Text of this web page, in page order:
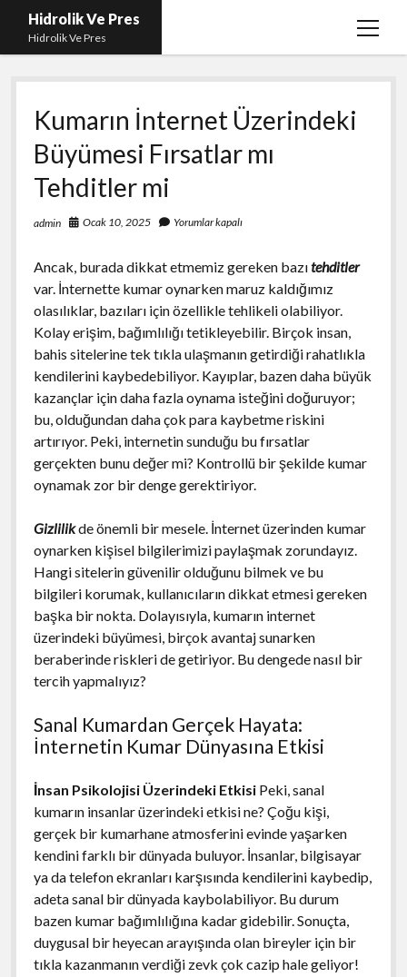
Hidrolik Ve Pres
Hidrolik Ve Pres
menüyü
Kumarın İnternet Üzerindeki
Büyümesi Fırsatlar mı
Tehditler mi
admin Ocak 10, 2025 Yorumlar kapalı
Ancak, burada dikkat etmemiz gereken bazıtehditler
var. İnternette kumar oynarken maruz kaldığımız
olasılıklar, bazıları için özellikle tehlikeli olabiliyor.
Kolay erişim, bağımlılığı tetikleyebilir. Birçok insan,
bahis sitelerine tek tıkla ulaşmanın getirdiği rahatlıkla
kendilerini kaybedebiliyor. Kayıplar, bazen daha büyük
kazançlar için daha fazla oynama isteğini doğuruyor;
bu, olduğundan daha çok para kaybetme riskini
artırıyor. Peki, internetin sunduğu bu fırsatlar
gerçekten bunu değer mi? Kontrollü bir şekilde kumar
oynamak zor bir denge gerektiriyor.
Gizlilikde önemli bir mesele. İnternet üzerinden kumar
oynarken kişisel bilgilerimizi paylaşmak zorundayız.
Hangi sitelerin güvenilir olduğunu bilmek ve bu
bilgileri korumak, kullanıcıların dikkat etmesi gereken
başka bir nokta. Dolayısıyla, kumarın internet
üzerindeki büyümesi, birçok avantaj sunarken
beraberinde riskleri de getiriyor. Bu dengede nasıl bir
tercih yapmalıyız?
Sanal Kumardan Gerçek Hayata:
İnternetin Kumar Dünyasına Etkisi
İnsan Psikolojisi Üzerindeki EtkisiPeki, sanal
kumarın insanlar üzerindeki etkisi ne? Çoğu kişi,
gerçek bir kumarhane atmosferini evinde yaşarken
kendini farklı bir dünyada buluyor. İnsanlar, bilgisayar
ya da telefon ekranları karşısında kendilerini kaybedip,
adeta sanal bir dünyada kaybolabiliyor. Bu durum
bazen kumar bağımlılığına kadar gidebilir. Sonuçta,
duygusal bir heyecan arayışında olan bireyler için bir
tıkla kazanmanın verdiği zevk çok cazip hale geliyor!